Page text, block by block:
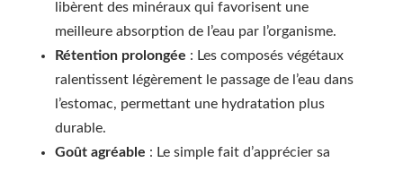
libèrent des minéraux qui favorisent une
meilleure absorption de l’eau par l’organisme.
Rétention prolongée : Les composés végétaux
ralentissent légèrement le passage de l’eau dans
l’estomac, permettant une hydratation plus
durable.
Goût agréable : Le simple fait d’apprécier sa